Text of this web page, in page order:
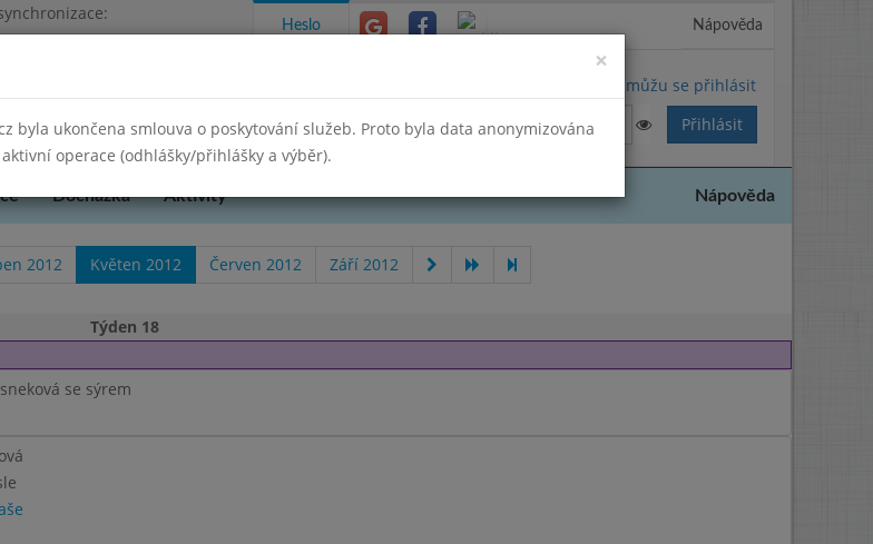
16:09
organizace
Heslo Nápověda
Nemůžu se přihlásit
Docházka Aktivity Nápověda
2012 Květen 2012 Červen 2012 Září 2012
Týden 18
se sýrem
×
byla ukončena smlouva o poskytování služeb. Proto byla data anonymizována
operace (odhlášky/přihlášky a výběr).